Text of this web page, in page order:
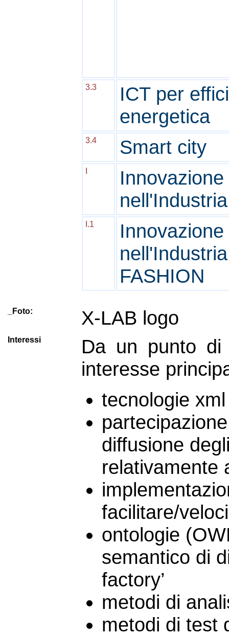
3.3
ICT per
energetica
3.4 Smart city
Innovazione
nell'Industria
I.1
Innovazione
FASHION
_Foto: X-LAB logo
Interessi
Da un punto di
interesse
tecnologie
diffusione
relativamente
facilitare/
ontologie
semantico di
factory’
metodi di
metodi di test